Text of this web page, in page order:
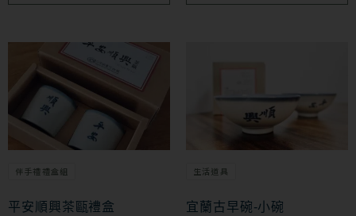
項
伴手禮禮盒組
平安順興茶甌禮盒
生活道具
宜蘭古早碗-小碗